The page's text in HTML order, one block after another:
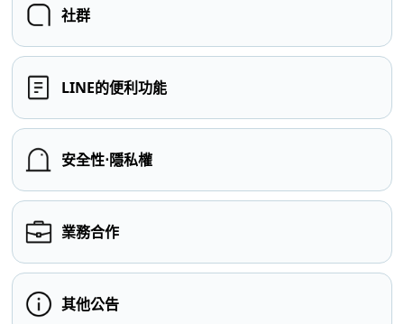
社群
LINE的便利功能
安全性⋅隱私權
業務合作
其他公告